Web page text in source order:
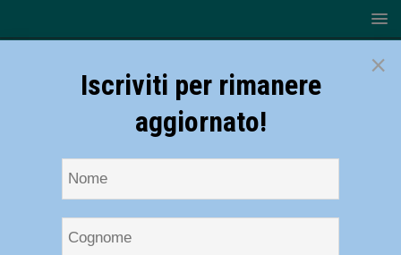
×
Iscriviti per rimanere
aggiornato!